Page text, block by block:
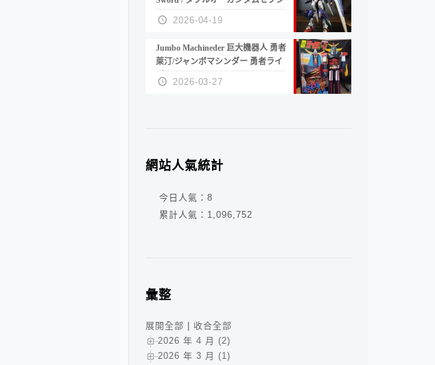
ソード/G
2026-04-19
Jumbo Machineder 巨大機器人 勇者
萊汀/ジャンボマシンダー 勇者ライ
ディーン
2026-03-27
網站人氣統計
今日人氣： 8
累計人氣： 1,096,752
彙整
展開全部
收合全部
2026 年 4 月 (2)
2026 年 3 月 (1)